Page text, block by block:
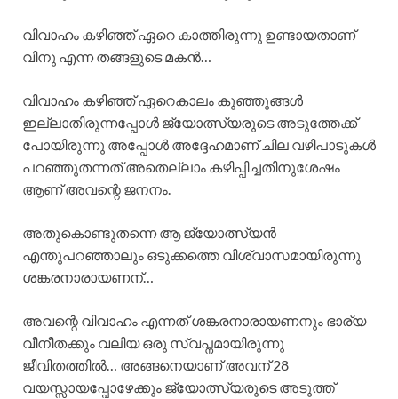
വിവാഹം കഴിഞ്ഞ് ഏറെ കാത്തിരുന്നു ഉണ്ടായതാണ്
വിനു എന്ന തങ്ങളുടെ മകൻ…
വിവാഹം കഴിഞ്ഞ് ഏറെകാലം കുഞ്ഞുങ്ങൾ
ഇല്ലാതിരുന്നപ്പോൾ ജ്യോത്സ്യരുടെ അടുത്തേക്ക്
പോയിരുന്നു അപ്പോൾ അദ്ദേഹമാണ് ചില വഴിപാടുകൾ
പറഞ്ഞുതന്നത് അതെല്ലാം കഴിപ്പിച്ചതിനുശേഷം
ആണ് അവന്റെ ജനനം.
അതുകൊണ്ടുതന്നെ ആ ജ്യോത്സ്യൻ
എന്തുപറഞ്ഞാലും ഒടുക്കത്തെ വിശ്വാസമായിരുന്നു
ശങ്കരനാരായണന്…
അവന്റെ വിവാഹം എന്നത് ശങ്കരനാരായണനും ഭാര്യ
വീനീതക്കും വലിയ ഒരു സ്വപ്നമായിരുന്നു
ജീവിതത്തിൽ… അങ്ങനെയാണ് അവന് 28
വയസ്സായപ്പോഴേക്കും ജ്യോത്സ്യരുടെ അടുത്ത്